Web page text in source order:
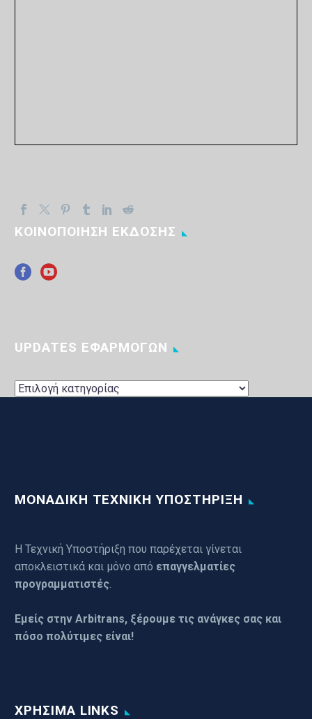
ΚΟΙΝΟΠΟΙΗΣΗ ΕΚΔΟΣΗΣ
UPDATES ΕΦΑΡΜΟΓΩΝ
UPDATES
ΜΟΝΑΔΙΚΗ ΤΕΧΝΙΚΗ ΥΠΟΣΤΗΡΙΞΗ
Η Τεχνική Υποστήριξη που παρέχεται γίνεται
αποκλειστικά και μόνο από επαγγελματίες
προγραμματιστές.
Εμείς στην Arbitrans, ξέρουμε τις ανάγκες σας και
πόσο πολύτιμες είναι!
ΧΡΉΣΙΜΑ LINKS